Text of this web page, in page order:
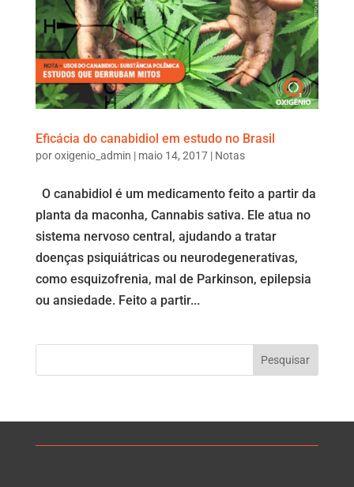
Eficácia do canabidiol em estudo no Brasil
poroxigenio_admin | maio 14, 2017| Notas
O canabidiol é um medicamento feito a partir da
planta da maconha, Cannabis sativa. Ele atua no
sistema nervoso central, ajudando a tratar
doenças psiquiátricas ou neurodegenerativas,
como esquizofrenia, mal de Parkinson, epilepsia
ou ansiedade. Feito a partir...